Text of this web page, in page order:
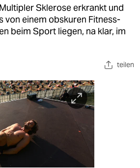
Sklerose erkrankt und
von einem obskuren Fitness-
beim Sport liegen, na klar, im
teilen